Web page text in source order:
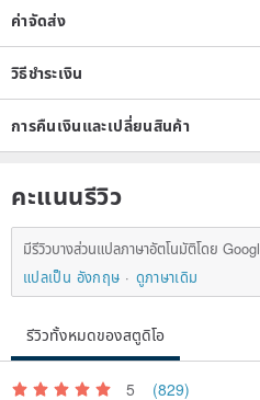
ค่าจัดส่ง
วิธีชำระเงิน
การคืนเงินและเปลี่ยนสินค้า
คะแนนรีวิว
มีรีวิวบางส่วนแปลภาษาอัตโนมัติโดย
แปลเป็น อังกฤษ
ดูภาษาเดิม
รีวิวทั้งหมดของสตูดิโอ
5 (829)